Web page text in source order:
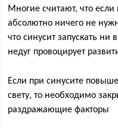
Многие считают, что если
абсолютно ничего не
что синусит запускать ни
недуг провоцирует
Если при синусите
свету, то необходимо
раздражающие факторы